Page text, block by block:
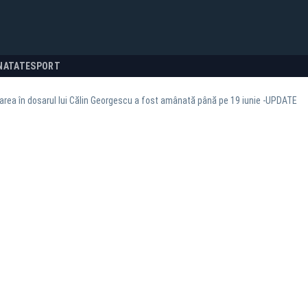
SPORT
în dosarul lui Călin Georgescu a fost amânată până pe 19 iunie -UPDATE